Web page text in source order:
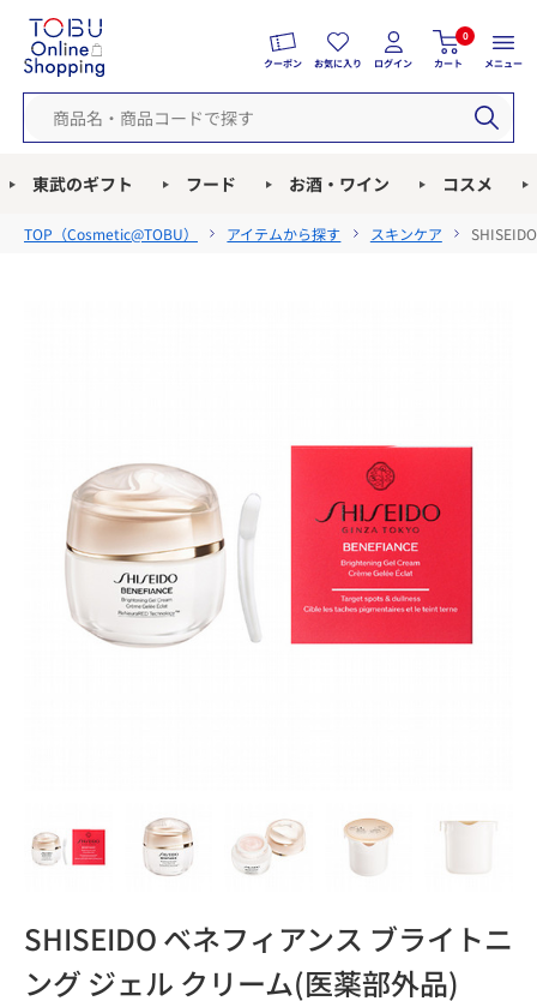
クーポン お気に入り ログイン
0
カート メニュー
東武のギフト フード お酒・ワイン コスメ
TOP（Cosmetic@TOBU） アイテムから探す スキンケア
SHISEIDO ベネフィアンス ブライトニ
ング ジェル クリーム(医薬部外品)